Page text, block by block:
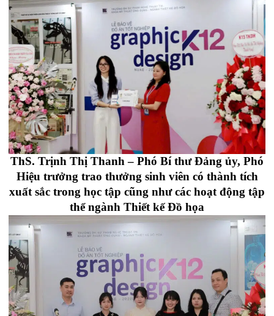
ThS. Trịnh Thị Thanh – Phó Bí thư Đảng ủy, Phó
Hiệu trưởng trao thưởng sinh viên có thành tích
xuất sắc trong học tập cũng như các hoạt động tập
thể ngành Thiết kế Đồ họa